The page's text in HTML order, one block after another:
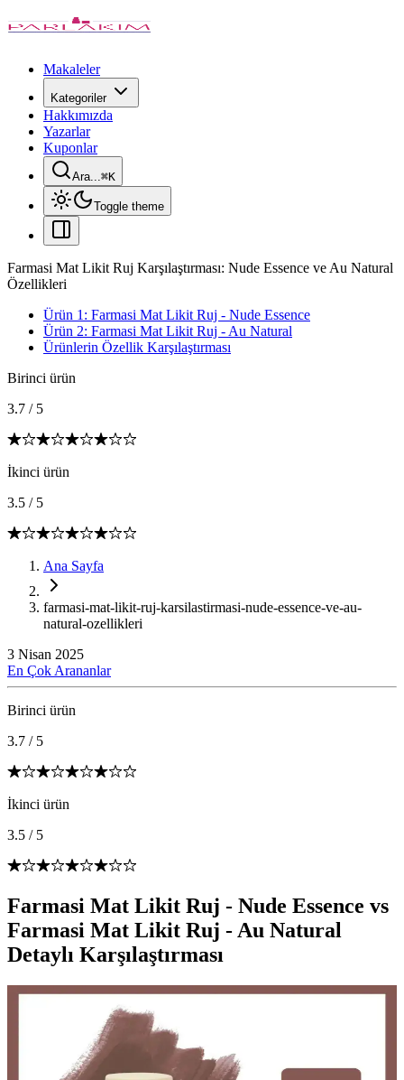
Makaleler
Kategoriler
Hakkımızda
Yazarlar
Kuponlar
Ara...⌘K
Toggle theme
Farmasi Mat Likit Ruj Karşılaştırması: Nude Essence ve Au Natural
Özellikleri
Ürün 1: Farmasi Mat Likit Ruj - Nude Essence
Ürün 2: Farmasi Mat Likit Ruj - Au Natural
Ürünlerin Özellik Karşılaştırması
Birinci ürün
3.7 / 5
İkinci ürün
3.5 / 5
Ana Sayfa
farmasi-mat-likit-ruj-karsilastirmasi-nude-essence-ve-au-
natural-ozellikleri
3 Nisan 2025
En Çok Arananlar
Birinci ürün
3.7 / 5
İkinci ürün
3.5 / 5
Farmasi Mat Likit Ruj - Nude Essence vs
Farmasi Mat Likit Ruj - Au Natural
Detaylı Karşılaştırması